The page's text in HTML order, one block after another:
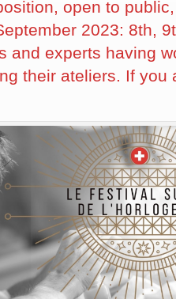
open to
2023: 8th,
and experts having
their ateliers. If you